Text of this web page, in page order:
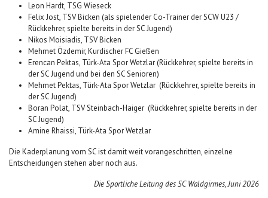
Leon Hardt, TSG Wieseck
Felix Jost, TSV Bicken (als spielender Co-Trainer der SCW U23 /
Rückkehrer, spielte bereits in der SC Jugend)
Nikos Moisiadis, TSV Bicken
Mehmet Özdemir, Kurdischer FC Gießen
Erencan Pektas, Türk-Ata Spor Wetzlar (Rückkehrer, spielte bereits in
der SC Jugend und bei den SC Senioren)
Mehmet Pektas, Türk-Ata Spor Wetzlar (Rückkehrer, spielte bereits in
der SC Jugend)
Boran Polat, TSV Steinbach-Haiger (Rückkehrer, spielte bereits in der
SC Jugend)
Amine Rhaissi, Türk-Ata Spor Wetzlar
Die Kaderplanung vom SC ist damit weit vorangeschritten, einzelne
Entscheidungen stehen aber noch aus.
Die Sportliche Leitung des SC Waldgirmes, Juni 2026